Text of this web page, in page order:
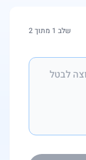
שלב 1 מתוך 2